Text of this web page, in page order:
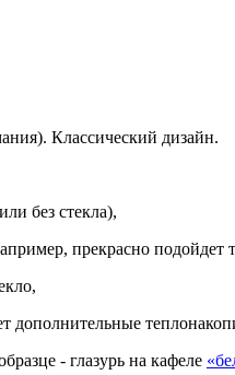
Классический дизайн.
без стекла),
прекрасно подойдет
дополнительные
- глазурь на кафеле